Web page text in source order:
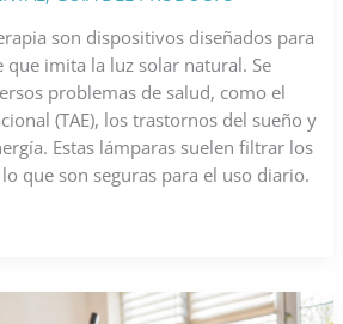
son dispositivos diseñados para
imita la luz solar natural. Se
problemas de salud, como el
(TAE), los trastornos del sueño y
Estas lámparas suelen filtrar los
que son seguras para el uso diario.